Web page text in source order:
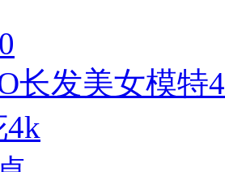
长发美女模特